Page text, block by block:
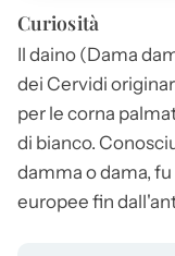
Curiosità
Il daino (Dama
dei Cervidi
per le corna
di bianco.
damma o dama,
europee fin